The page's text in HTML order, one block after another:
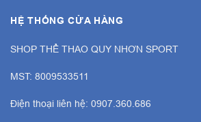
HỆ THỐNG CỬA HÀNG
SHOP THỂ THAO QUY NHƠN SPORT
MST: 8009533511
Điện thoại liên hệ: 0907.360.686